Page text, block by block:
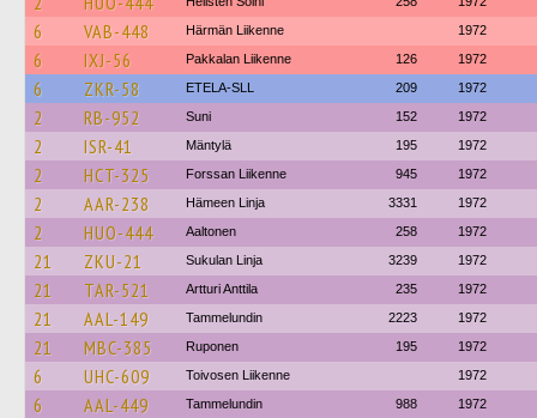
6 VAB-448 Härmän Liikenne 1972
6 IXJ-56 Pakkalan Liikenne 126 1972
6 ZKR-58 ETELA-SLL 209 1972
2 RB-952 Suni 152 1972
2 ISR-41 Mäntylä 195 1972
2 HCT-325 Forssan Liikenne 945 1972
2 AAR-238 Hämeen Linja 3331 1972
2 HUO-444 Aaltonen 258 1972
21 ZKU-21 Sukulan Linja 3239 1972
21 TAR-521 Artturi Anttila 235 1972
21 AAL-149 Tammelundin 2223 1972
21 MBC-385 Ruponen 195 1972
6 UHC-609 Toivosen Liikenne 1972
6 AAL-449 Tammelundin 988 1972